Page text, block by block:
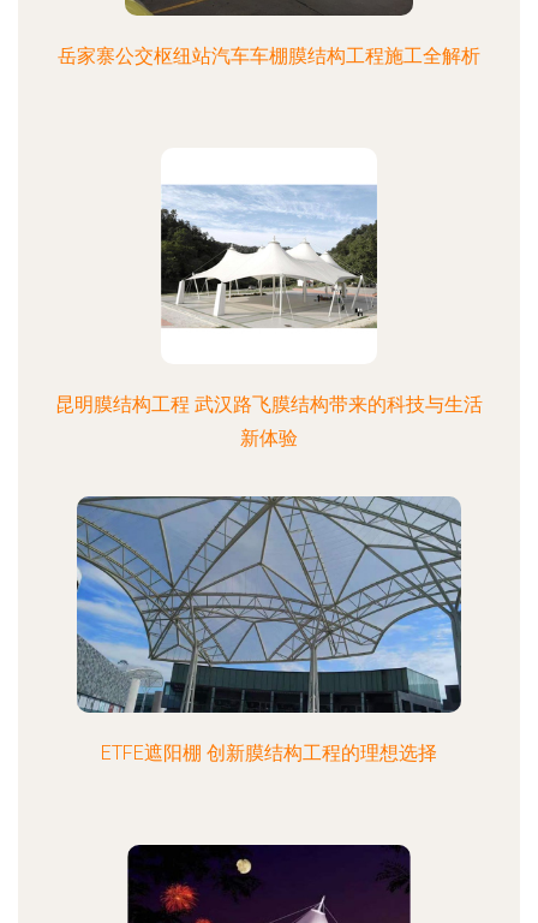
岳家寨公交枢纽站汽车车棚膜结构工程施工全解析
昆明膜结构工程 武汉路飞膜结构带来的科技与生活
新体验
ETFE遮阳棚 创新膜结构工程的理想选择